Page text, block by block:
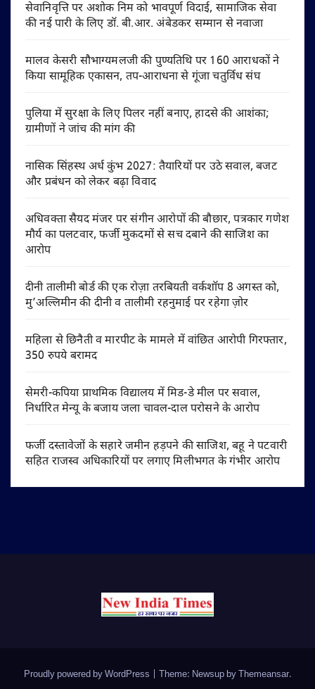
सेवानिवृत्ति पर अशोक निम को भावपूर्ण विदाई, सामाजिक सेवा
की नई पारी के लिए डॉ. बी.आर. अंबेडकर सम्मान से नवाजा
मालव केसरी सौभाग्यमलजी की पुण्यतिथि पर 160 आराधकों ने
किया सामूहिक एकासन, तप-आराधना से गूंजा चतुर्विध संघ
पुलिया में सुरक्षा के लिए पिलर नहीं बनाए, हादसे की आशंका;
ग्रामीणों ने जांच की मांग की
नासिक सिंहस्थ अर्ध कुंभ 2027: तैयारियों पर उठे सवाल, बजट
और प्रबंधन को लेकर बढ़ा विवाद
अधिवक्ता सैयद मंजर पर संगीन आरोपों की बौछार, पत्रकार गणेश
मौर्य का पलटवार, फर्जी मुकदमों से सच दबाने की साजिश का
आरोप
दीनी तालीमी बोर्ड की एक रोज़ा तरबियती वर्कशॉप 8 अगस्त को,
मु’अल्लिमीन की दीनी व तालीमी रहनुमाई पर रहेगा ज़ोर
महिला से छिनैती व मारपीट के मामले में वांछित आरोपी गिरफ्तार,
350 रुपये बरामद
सेमरी-कपिया प्राथमिक विद्यालय में मिड-डे मील पर सवाल,
निर्धारित मेन्यू के बजाय जला चावल-दाल परोसने के आरोप
फर्जी दस्तावेजों के सहारे जमीन हड़पने की साजिश, बहू ने पटवारी
सहित राजस्व अधिकारियों पर लगाए मिलीभगत के गंभीर आरोप
Proudly powered by WordPress Theme: Newsup by Themeansar.